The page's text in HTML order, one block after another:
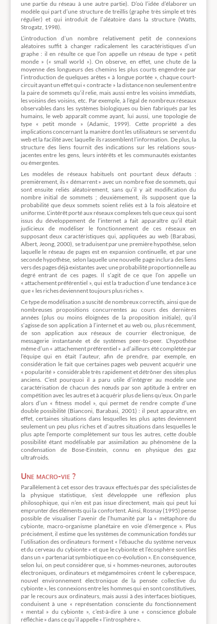
une partie du réseau à une autre partie). D’où l’idée d’élaborer un
modèle qui part d’une structure de treillis (graphe très simple et très
régulier) et qui introduit de l’aléatoire dans la structure (Watts,
Strogatz, 1998).
L’introduction d’un nombre relativement petit de connexions
aléatoires suffit à changer radicalement les caractéristiques d’un
graphe : il en résulte ce que l’on appelle un réseau de type « petit
monde » (« small world »). On observe, en effet, une chute de la
moyenne des longueurs des chemins les plus courts engendrée par
l’introduction de quelques arêtes « à longue portée », chaque court-
circuit ayant un effet qui « contracte » la distance non seulement entre
la paire de sommets qu’il relie, mais aussi entre les voisins immédiats,
les voisins des voisins, etc. Par exemple, à l’égal de nombreux réseaux
observables dans les systèmes biologiques ou bien fabriqués par les
humains, le web apparaît comme ayant, lui aussi, une topologie de
type « petit monde » (Adamic, 1999). Cette propriété a des
implications concernant la manière dont les utilisateurs se servent du
web et la facilité avec laquelle ils rassemblent l’information. De plus, la
structure des liens fournit des indications sur les relations sous-
jacentes entre les gens, leurs intérêts et les communautés existantes
ou émergentes.
Les modèles de réseaux habituels ont pourtant deux défauts :
premièrement, ils « démarrent » avec un nombre fixe de sommets, qui
sont ensuite reliés aléatoirement, sans qu’il y ait modification du
nombre initial de sommets ; deuxièmement, ils supposent que la
probabilité que deux sommets soient reliés est à la fois aléatoire et
uniforme. L’intérêt porté aux réseaux complexes tels que ceux qui sont
issus du développement de l’internet a fait apparaître qu’il était
judicieux de modéliser le fonctionnement de ces réseaux en
supposant deux caractéristiques qui, appliquées au web (Barabasi,
Albert, Jeong, 2000), se traduisent par une première hypothèse, selon
laquelle le réseau de pages est en expansion continuelle, et par une
seconde hypothèse, selon laquelle une nouvelle page inclura des liens
vers des pages déjà existantes avec une probabilité proportionnelle au
degré entrant de ces pages. Il s’agit de ce que l’on appelle un
« attachement préférentiel », qui est la traduction d’une tendance à ce
que « les riches deviennent toujours plus riches ».
Ce type de modélisation a suscité de nombreux correctifs, ainsi que de
nombreuses propositions concurrentes au cours des dernières
années (plus ou moins éloignées de la proposition initiale), qu’il
s’agisse de son application à l’internet et au web ou, plus récemment,
de son application aux réseaux de courrier électronique, de
messagerie instantanée et de systèmes peer-to-peer. L’hypothèse
même d’un « attachement préférentiel » a d’ailleurs été complétée par
l’équipe qui en était l’auteur, afin de prendre, par exemple, en
considération le fait que certaines pages web peuvent acquérir une
« popularité » considérable très rapidement et détrôner des sites plus
anciens. C’est pourquoi il a paru utile d’intégrer au modèle une
caractérisation de chacun des nœuds par son aptitude à entrer en
compétition avec les autres et à acquérir plus de liens qu’eux. On parle
alors d’un « fitness model », qui permet de rendre compte d’une
double possibilité (Bianconi, Barabasi, 2001) : il peut apparaître, en
effet, certaines situations dans lesquelles les plus aptes deviennent
seulement un peu plus riches et d’autres situations dans lesquelles le
plus apte l’emporte complètement sur tous les autres, cette double
possibilité étant modélisable par assimilation au phénomène de la
condensation de Bose-Einstein, connu en physique des gaz
ultrafroids.
Une macro-vie ?
Parallèlement à cet essor des travaux effectués par des spécialistes de
la physique statistique, s’est développée une réflexion plus
philosophique, qui n’en est pas issue directement, mais qui peut lui
emprunter des éléments qui la confortent. Ainsi, Rosnay (1995) pense
possible de visualiser l’avenir de l’humanité par la « métaphore du
cybionte, macro-organisme planétaire en voie d’émergence ». Plus
précisément, il estime que les systèmes de communication fondés sur
l’utilisation des ordinateurs forment « l’ébauche du système nerveux
et du cerveau du cybionte » et que le cybionte et l’écosphère sont liés
dans un « partenariat symbiotique en co-évolution ». En conséquence,
selon lui, on peut considérer que, si « hommes-neurones, autoroutes
électroniques, ordinateurs et mégamémoires créent le cyberespace,
nouvel environnement électronique de la pensée collective du
cybionte », les connexions entre les hommes qui en sont constitutives,
par le recours aux ordinateurs, mais aussi à des interfaces biotiques,
conduisent à une « représentation consciente du fonctionnement
« mental » du cybionte », c’est-à-dire à une « conscience globale
réfléchie » dans ce qu’il appelle « l’introsphère ».